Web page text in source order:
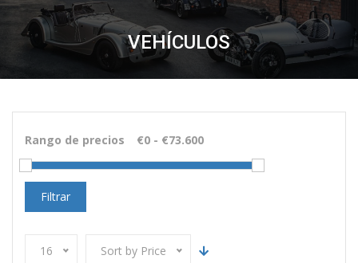
VEHÍCULOS
Rango de precios
Filtrar
16 Sort by Price